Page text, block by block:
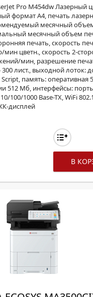
Pro M454dw Лазерный
формат A4, печать
месячный
месячный объем
печать, скорость
мин цветн., скорость 2-
мин, разрешение
лист., выходной лоток:
память: оперативная
512 Мб, интерфейсы: порты
100/1000 Base-TX, WiFi
дисплей
В